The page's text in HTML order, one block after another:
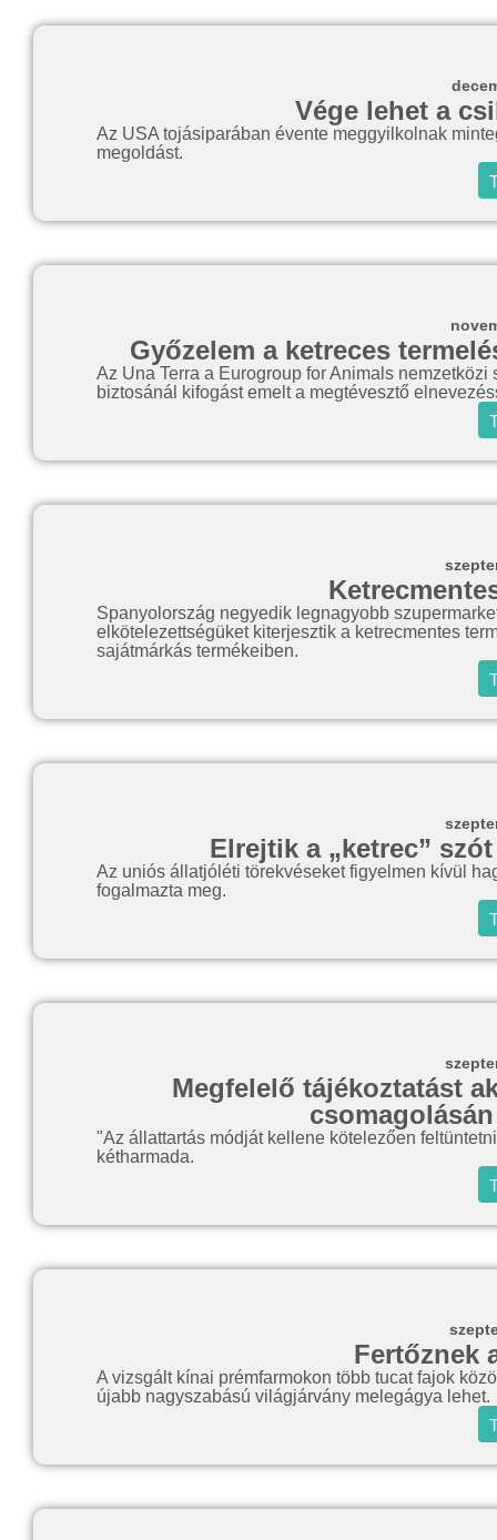
Vége lehet a
Az USA tojásiparában évente meggyilkolnak
megoldást.
Győzelem a ketreces
Az Una Terra a Eurogroup for Animals
biztosánál kifogást emelt a megtévesztő
Spanyolország negyedik legnagyobb
elkötelezettségüket kiterjesztik a ketrecmentes
sajátmárkás termékeiben.
Elrejtik a „ketrec”
Az uniós állatjóléti törekvéseket figyelmen kívül
fogalmazta meg.
Megfelelő tájékoztatást
"Az állattartás módját kellene kötelezően
kétharmada.
Fertőznek
A vizsgált kínai prémfarmokon több tucat fajok
újabb nagyszabású világjárvány melegágya lehet.